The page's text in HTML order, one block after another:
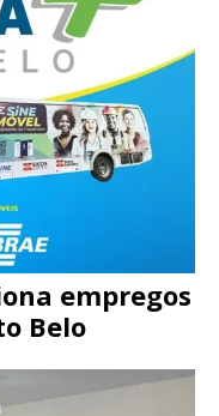
empregos
Belo